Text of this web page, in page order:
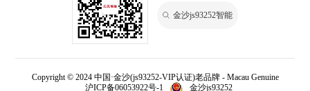
金沙js93252智能
Copyright © 2024 中国·金沙(js93252-VIP认证)老品牌 - Macau Genuine
沪ICP备06053922号-1
金沙js93252